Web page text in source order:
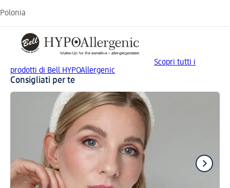
Polonia
Scopri tutti i
prodotti di Bell HYPOAllergenic
Consigliati per te